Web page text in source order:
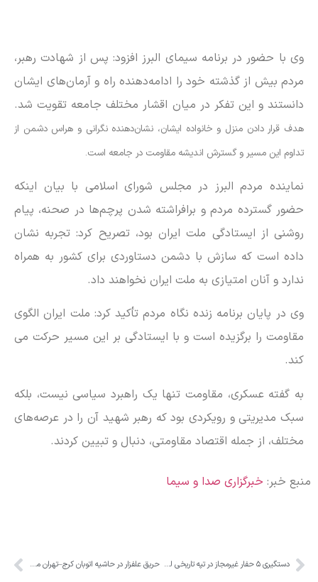
وی با حضور در برنامه سیمای البرز افزود: پس از شهادت رهبر،
مردم بیش از گذشته خود را ادامه‌دهنده راه و آرمان‌های ایشان
دانستند و این تفکر در میان اقشار مختلف جامعه تقویت شد.
هدف قرار دادن منزل و خانواده ایشان، نشان‌دهنده نگرانی و هراس دشمن از
تداوم این مسیر و گسترش اندیشه مقاومت در جامعه است.
نماینده مردم البرز در مجلس شورای اسلامی با بیان اینکه
حضور گسترده مردم و برافراشته شدن پرچم‌ها در صحنه، پیام
روشنی از ایستادگی ملت ایران بود، تصریح کرد: تجربه نشان
داده است که سازش با دشمن دستاوردی برای کشور به همراه
ندارد و آنان امتیازی به ملت ایران نخواهند داد.
وی در پایان برنامه زنده نگاه مردم تأکید کرد: ملت ایران الگوی
مقاومت را برگزیده است و با ایستادگی بر این مسیر حرکت می
کند.
به گفته عسکری، مقاومت تنها یک راهبرد سیاسی نیست، بلکه
سبک مدیریتی و رویکردی بود که رهبر شهید آن را در عرصه‌های
مختلف، از جمله اقتصاد مقاومتی، دنبال و تبیین کردند.
منبع خبر: خبرگزاری صدا و سیما
دستگیری ۵ حفار غیرمجاز در تپه تاریخی لشکرآباد چهارباغ حریق علفزار در حاشیه اتوبان کرج–تهران مهار شد